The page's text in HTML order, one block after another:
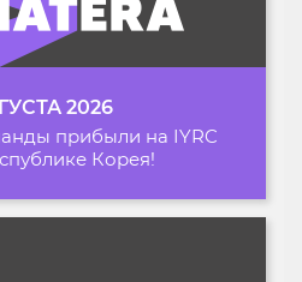
2026
прибыли на IYRC
Корея!